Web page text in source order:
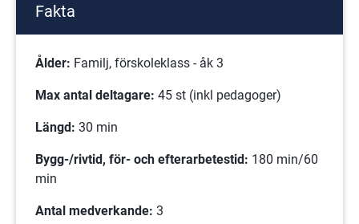
Fakta
Ålder: Familj, förskoleklass - åk 3
Max antal deltagare: 45 st (inkl pedagoger)
Längd: 30 min
Bygg-/rivtid, för- och efterarbetestid: 180 min/60
min
Antal medverkande: 3